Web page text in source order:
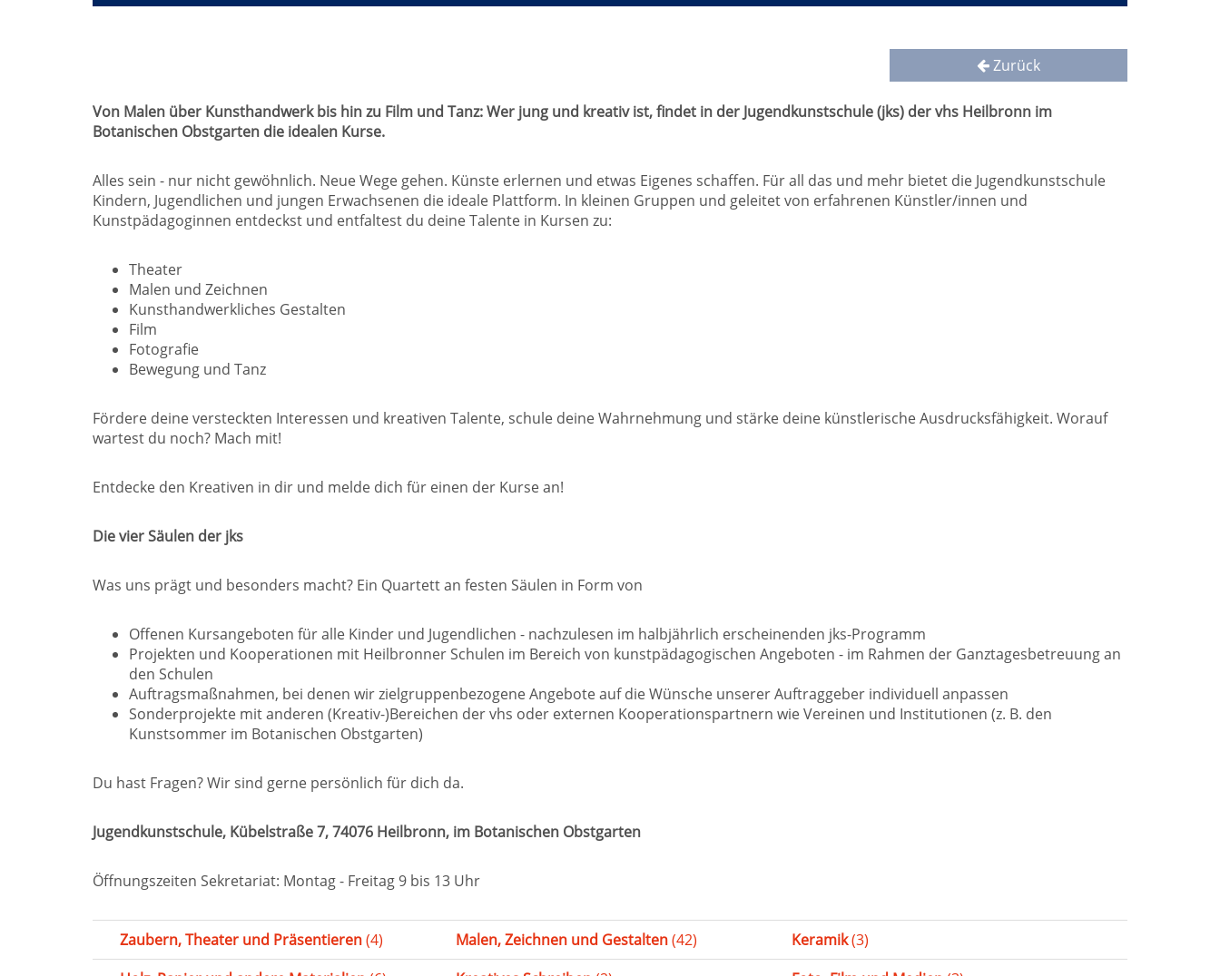
Zurück
Von Malen über Kunsthandwerk bis hin zu Film und Tanz: Wer jung und kreativ ist, findet in der Jugendkunstschule (jks) der vhs Heilbronn im
Botanischen Obstgarten die idealen Kurse.
Alles sein - nur nicht gewöhnlich. Neue Wege gehen. Künste erlernen und etwas Eigenes schaffen. Für all das und mehr bietet die Jugendkunstschule
Kindern, Jugendlichen und jungen Erwachsenen die ideale Plattform. In kleinen Gruppen und geleitet von erfahrenen Künstler/innen und
Kunstpädagoginnen entdeckst und entfaltest du deine Talente in Kursen zu:
Theater
Malen und Zeichnen
Kunsthandwerkliches Gestalten
Film
Fotografie
Bewegung und Tanz
Fördere deine versteckten Interessen und kreativen Talente, schule deine Wahrnehmung und stärke deine künstlerische Ausdrucksfähigkeit. Worauf
wartest du noch? Mach mit!
Entdecke den Kreativen in dir und melde dich für einen der Kurse an!
Die vier Säulen der jks
Was uns prägt und besonders macht? Ein Quartett an festen Säulen in Form von
Offenen Kursangeboten für alle Kinder und Jugendlichen - nachzulesen im halbjährlich erscheinenden jks-Programm
Projekten und Kooperationen mit Heilbronner Schulen im Bereich von kunstpädagogischen Angeboten - im Rahmen der Ganztagesbetreuung an
den Schulen
Auftragsmaßnahmen, bei denen wir zielgruppenbezogene Angebote auf die Wünsche unserer Auftraggeber individuell anpassen
Sonderprojekte mit anderen (Kreativ-)Bereichen der vhs oder externen Kooperationspartnern wie Vereinen und Institutionen (z. B. den
Kunstsommer im Botanischen Obstgarten)
Du hast Fragen? Wir sind gerne persönlich für dich da.
Jugendkunstschule, Kübelstraße 7, 74076 Heilbronn, im Botanischen Obstgarten
Öffnungszeiten Sekretariat: Montag - Freitag 9 bis 13 Uhr
Zaubern, Theater und Präsentieren(4) Malen, Zeichnen und Gestalten(42) Keramik(3)